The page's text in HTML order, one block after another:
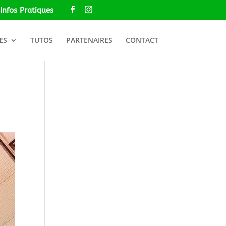
Pratiques
TUTOS PARTENAIRES CONTACT